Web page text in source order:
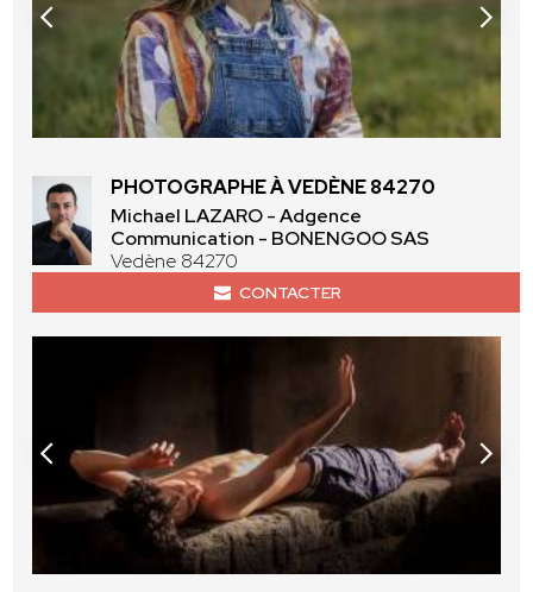
PHOTOGRAPHE À VEDÈNE 84270
Michael LAZARO - Adgence
Communication - BONENGOO SAS
Vedène 84270
CONTACTER